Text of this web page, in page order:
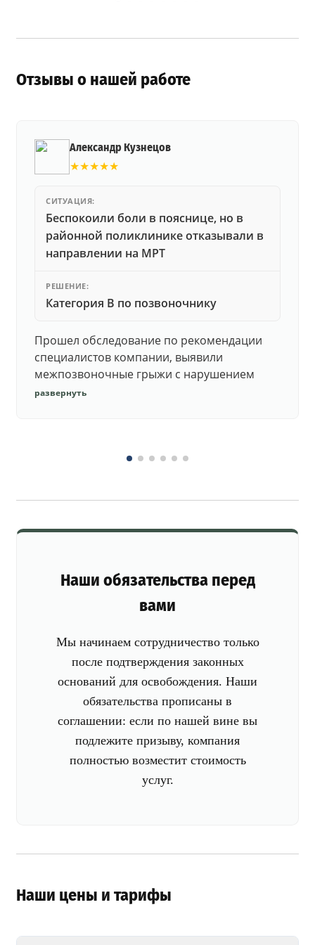
Отзывы о нашей работе
Александр Кузнецов
★★★★★
СИТУАЦИЯ:
Беспокоили боли в пояснице, но в
районной поликлинике отказывали в
направлении на МРТ
РЕШЕНИЕ:
Категория В по позвоночнику
Прошел обследование по рекомендации
специалистов компании, выявили
межпозвоночные грыжи с нарушением
функций. Юристы подготовили документы,
развернуть
Наши обязательства перед
вами
Мы начинаем сотрудничество только
после подтверждения законных
оснований для освобождения. Наши
обязательства прописаны в
соглашении: если по нашей вине вы
подлежите призыву, компания
полностью возместит стоимость
услуг.
Наши цены и тарифы